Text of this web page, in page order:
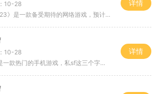
10-28
《传世2023》是一款备受期待的网络游戏，预计将于2023年推出。作为传世系列的最新作品，它将延续传世系列的经典元素，并引入了许多新的玩法和创新内容。本文将从游戏的背景故事、
详情
10-28
手游私sf是一款热门的手机游戏，私sf这三个字代表着私人服务器。私人服务器是指玩家自己搭建的游戏服务器，与官方服务器不同。在私sf中，玩家可以自由自在地探索游戏世界，享受
详情